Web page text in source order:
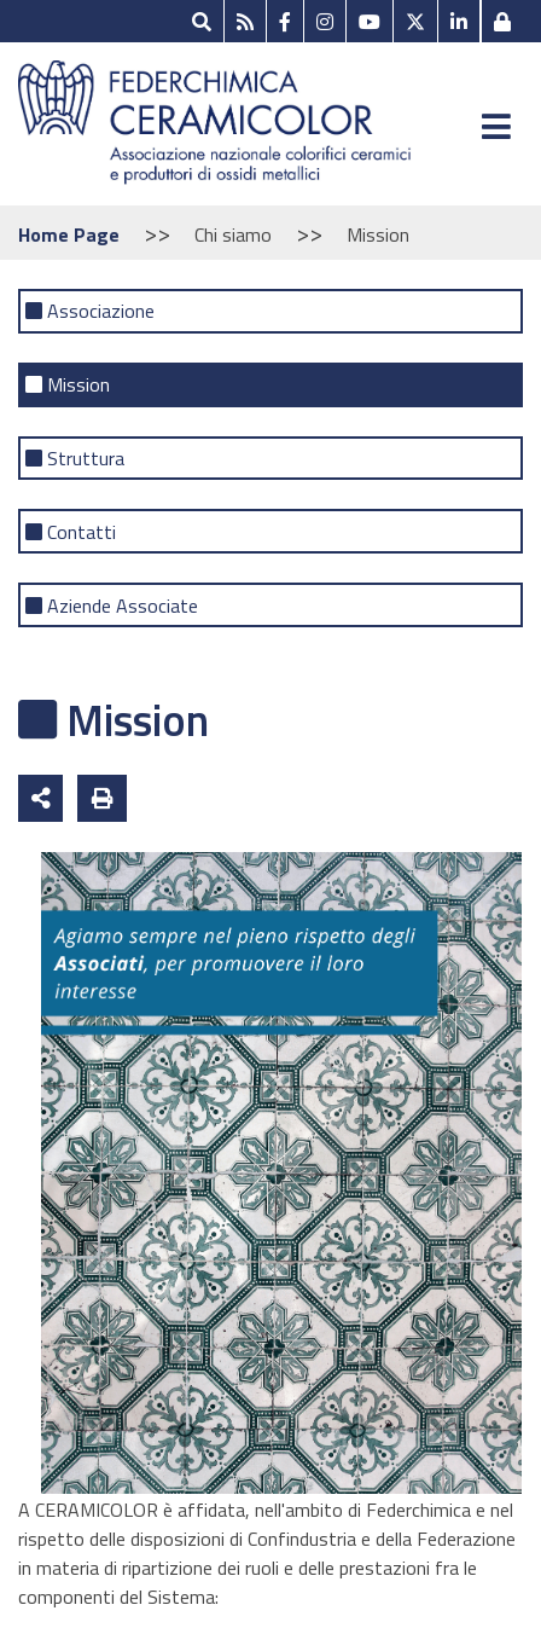
Home Page >> Chi siamo >> Mission
Associazione
Mission
Struttura
Contatti
Aziende Associate
Mission
A CERAMICOLOR è affidata, nell'ambito di Federchimica e nel
rispetto delle disposizioni di Confindustria e della Federazione
in materia di ripartizione dei ruoli e delle prestazioni fra le
componenti del Sistema: